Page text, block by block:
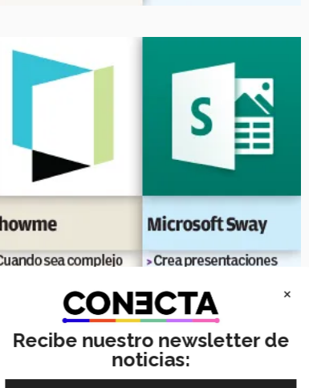
×
Recibe nuestro newsletter de
noticias: